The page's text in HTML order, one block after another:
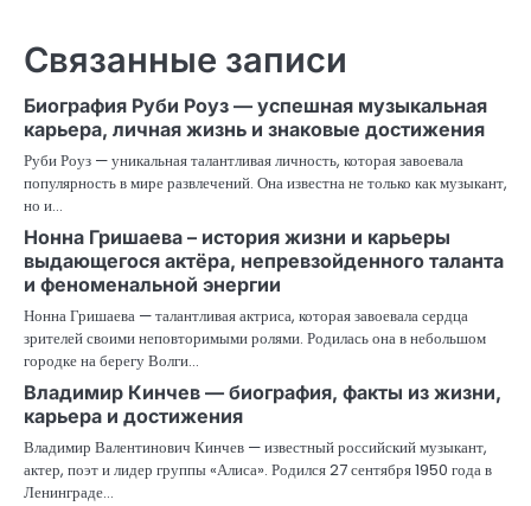
Связанные записи
Биография Руби Роуз — успешная музыкальная
карьера, личная жизнь и знаковые достижения
Руби Роуз — уникальная талантливая личность, которая завоевала
популярность в мире развлечений. Она известна не только как музыкант,
но и…
Нонна Гришаева – история жизни и карьеры
выдающегося актёра, непревзойденного таланта
и феноменальной энергии
Нонна Гришаева — талантливая актриса, которая завоевала сердца
зрителей своими неповторимыми ролями. Родилась она в небольшом
городке на берегу Волги…
Владимир Кинчев — биография, факты из жизни,
карьера и достижения
Владимир Валентинович Кинчев — известный российский музыкант,
актер, поэт и лидер группы «Алиса». Родился 27 сентября 1950 года в
Ленинграде…